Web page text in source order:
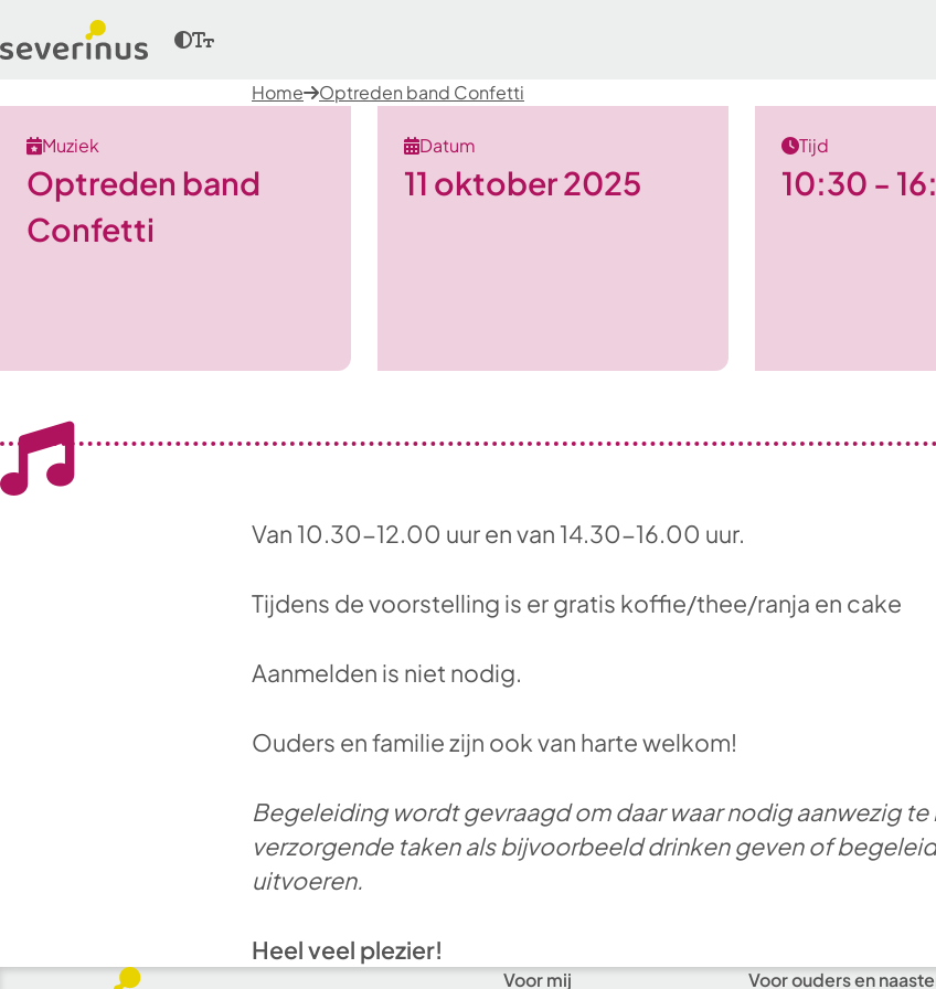
Home Optreden band Confetti
Muziek
Optreden band
Confetti
Datum
11 oktober 2025
Tijd
10:30 -
Van 10.30-12.00 uur en van 14.30-16.00 uur.
Tijdens de voorstelling is er gratis koffie/thee/ranja en cake
Aanmelden is niet nodig.
Ouders en familie zijn ook van harte welkom!
Begeleiding wordt gevraagd om daar waar nodig aanwezig
verzorgende taken als bijvoorbeeld drinken geven of
uitvoeren.
Heel veel plezier!
Voor mij Voor ouders en